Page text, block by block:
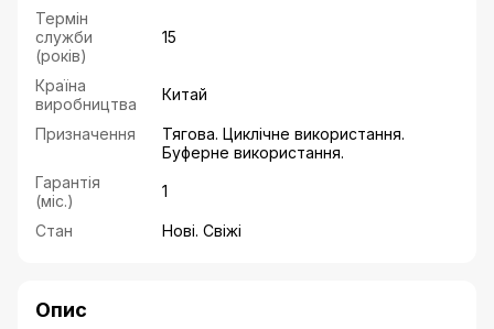
Термін
служби
(років)
15
Країна
виробництва
Китай
Призначення
Тягова. Циклічне використання.
Буферне використання.
Гарантія
(міс.)
1
Стан Нові. Свіжі
Опис